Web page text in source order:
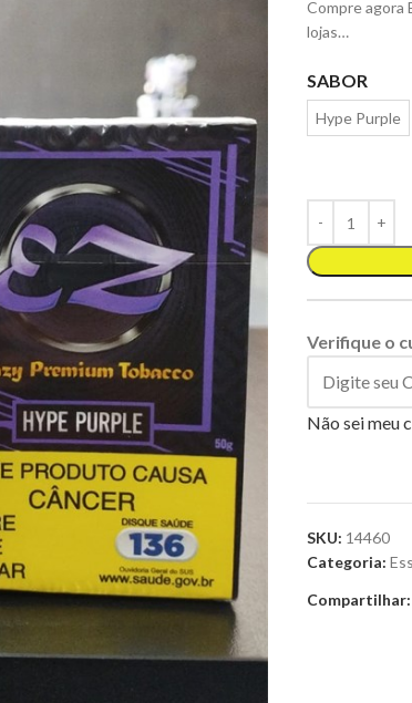
Compre agora
lojas…
SABOR
Hype Purple
Verifique o
Não sei meu
SKU: 14460
Categoria:
Compartilhar: